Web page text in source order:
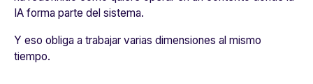
IA forma parte del sistema.
Y eso obliga a trabajar varias dimensiones al mismo
tiempo.